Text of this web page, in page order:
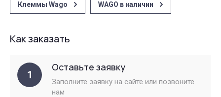
Клеммы Wago WAGO в наличии
Как заказать
1
Оставьте заявку
Заполните заявку на сайте или позвоните
нам